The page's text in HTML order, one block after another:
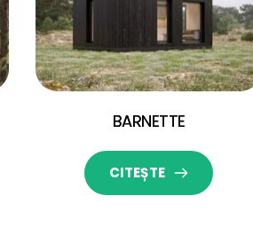
BARNETTE
CITEȘTE